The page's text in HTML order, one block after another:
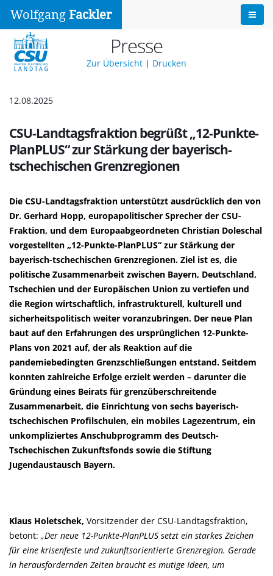
Wolfgang Fackler
Presse
Zur Übersicht | Drucken
12.08.2025
CSU-Landtagsfraktion begrüßt „12-Punkte-
PlanPLUS“ zur Stärkung der bayerisch-
tschechischen Grenzregionen
Die CSU-Landtagsfraktion unterstützt ausdrücklich den von
Dr. Gerhard Hopp, europapolitischer Sprecher der CSU-
Fraktion, und dem Europaabgeordneten Christian Doleschal
vorgestellten „12-Punkte-PlanPLUS“ zur Stärkung der
bayerisch-tschechischen Grenzregionen. Ziel ist es, die
politische Zusammenarbeit zwischen Bayern, Deutschland,
Tschechien und der Europäischen Union zu vertiefen und
die Region wirtschaftlich, infrastrukturell, kulturell und
sicherheitspolitisch weiter voranzubringen. Der neue Plan
baut auf den Erfahrungen des ursprünglichen 12-Punkte-
Plans von 2021 auf, der als Reaktion auf die
pandemiebedingten Grenzschließungen entstand. Seitdem
konnten zahlreiche Erfolge erzielt werden – darunter die
Gründung eines Beirats für grenzüberschreitende
Zusammenarbeit, die Einrichtung von sechs bayerisch-
tschechischen Profilschulen, ein mobiles Lagezentrum, ein
unkompliziertes Anschubprogramm des Deutsch-
Tschechischen Zukunftsfonds sowie die Stiftung
Jugendaustausch Bayern.
Klaus Holetschek, Vorsitzender der CSU-Landtagsfraktion,
betont: Der neue 12-Punkte-PlanPLUS setzt ein starkes Zeichen
für eine krisenfeste und zukunftsorientierte Grenzregion. Gerade
in herausfordernden Zeiten braucht es mutige Ideen, um